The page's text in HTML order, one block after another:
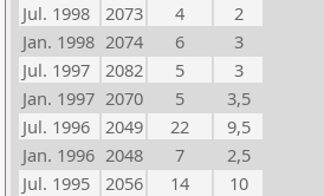
Jul. 1998
2073 4
2
Jan. 1998 2074 6
3
Jul. 1997
2082 5
3
Jan. 1997 2070 5
3,5
Jul. 1996
2049 22
9,5
Jan. 1996 2048 7
2,5
Jul. 1995
2056 14
10